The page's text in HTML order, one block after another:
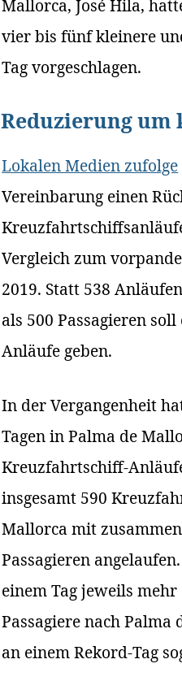
Mallorca, José Hila,
vier bis fünf kleinere
Tag vorgeschlagen.
Reduzierung um
Lokalen Medien zufolge
Vereinbarung einen
Vergleich zum
2019. Statt 538
als 500 Passagieren
Anläufe geben.
In der Vergangenheit
Tagen in Palma de
Kreuzfahrtschiff-
insgesamt 590
Mallorca mit
Passagieren
einem Tag jeweils
Passagiere nach Palma
an einem Rekord-Tag